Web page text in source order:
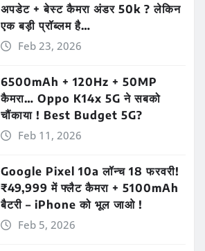
अपडेट + बेस्ट कैमरा अंडर 50k ? लेकिन
एक बड़ी प्रॉब्लम है…
Feb 23, 2026
6500mAh + 120Hz + 50MP
कैमरा… Oppo K14x 5G ने सबको
चौंकाया ! Best Budget 5G?
Feb 11, 2026
Google Pixel 10a लॉन्च 18 फरवरी!
₹49,999 में फ्लैट कैमरा + 5100mAh
बैटरी – iPhone को भूल जाओ !
Feb 5, 2026